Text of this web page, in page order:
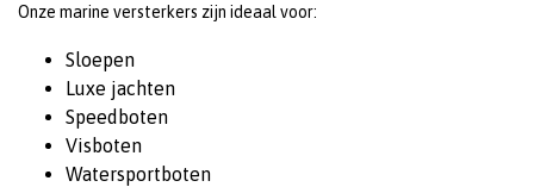
Onze marine versterkers zijn ideaal voor:
Sloepen
Luxe jachten
Speedboten
Visboten
Watersportboten